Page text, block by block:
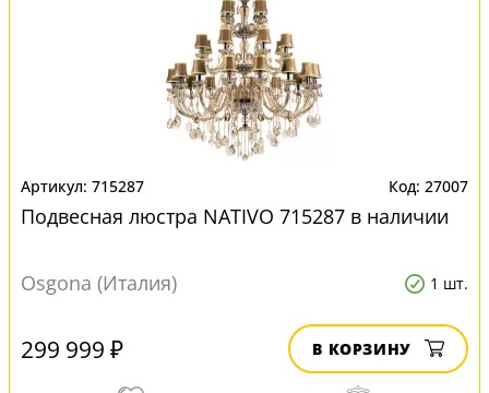
715287 27007
Подвесная люстра NATIVO 715287 в наличии
Osgona (Италия) 1 шт.
299 999 ₽ В КОРЗИНУ